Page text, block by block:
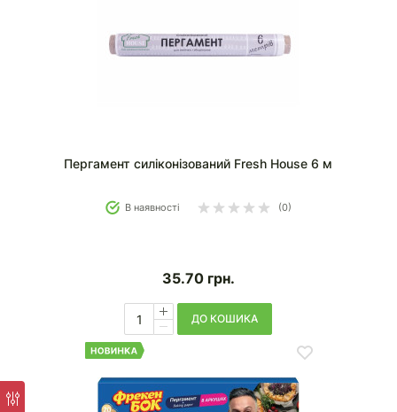
Пергамент силіконізований Fresh House 6 м
В наявності (0)
35.70 грн.
ДО КОШИКА